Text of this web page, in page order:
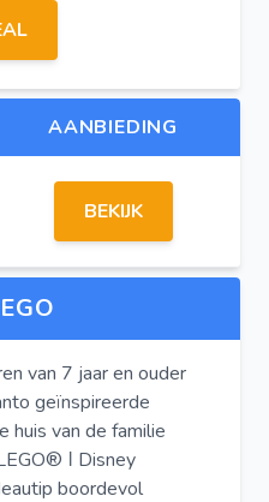
AANBIEDING
BEKIJK
van 7 jaar en ouder
geïnspireerde
huis van de familie
ǀ Disney
boordevol